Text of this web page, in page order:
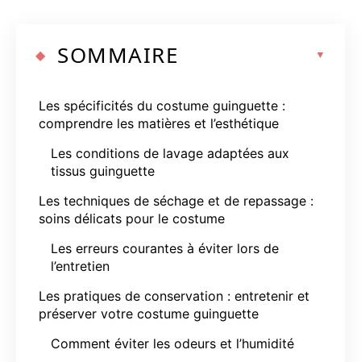
SOMMAIRE
Les spécificités du costume guinguette :
comprendre les matières et l’esthétique
Les conditions de lavage adaptées aux
tissus guinguette
Les techniques de séchage et de repassage :
soins délicats pour le costume
Les erreurs courantes à éviter lors de
l’entretien
Les pratiques de conservation : entretenir et
préserver votre costume guinguette
Comment éviter les odeurs et l’humidité